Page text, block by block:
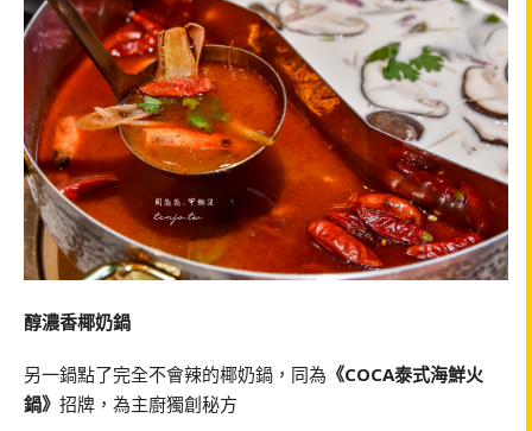
醇濃香椰奶鍋
另一鍋點了完全不會辣的椰奶鍋，同為 《COCA泰式海鮮火
鍋》 招牌，為主廚獨創秘方